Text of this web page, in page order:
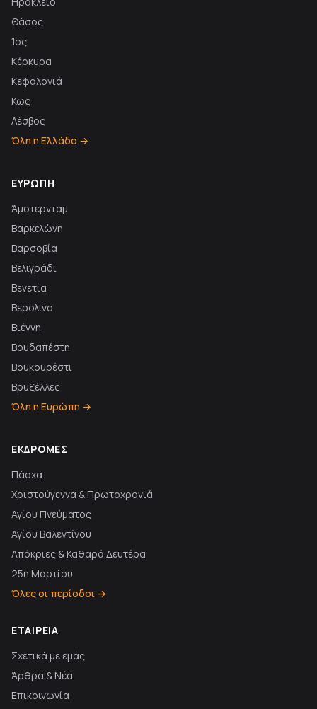
Θάσος
Ίος
Κέρκυρα
Κεφαλονιά
Κως
Λέσβος
Όλη η Ελλάδα →
ΕΥΡΏΠΗ
Άμστερνταμ
Βαρκελώνη
Βαρσοβία
Βελιγράδι
Βενετία
Βερολίνο
Βιέννη
Βουδαπέστη
Βουκουρέστι
Βρυξέλλες
Όλη η Ευρώπη →
ΕΚΔΡΟΜΈΣ
Πάσχα
Χριστούγεννα & Πρωτοχρονιά
Αγίου Πνεύματος
Αγίου Βαλεντίνου
Απόκριες & Καθαρά Δευτέρα
25η Μαρτίου
Όλες οι περίοδοι →
ΕΤΑΙΡΕΊΑ
Σχετικά με εμάς
Άρθρα & Νέα
Επικοινωνία